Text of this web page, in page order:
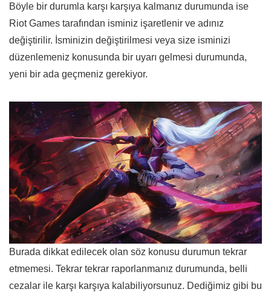
Böyle bir durumla karşı karşıya kalmanız durumunda ise
Riot Games tarafından isminiz işaretlenir ve adınız
değiştirilir. İsminizin değiştirilmesi veya size isminizi
düzenlemeniz konusunda bir uyarı gelmesi durumunda,
yeni bir ada geçmeniz gerekiyor.
Burada dikkat edilecek olan söz konusu durumun tekrar
etmemesi. Tekrar tekrar raporlanmanız durumunda, belli
cezalar ile karşı karşıya kalabiliyorsunuz. Dediğimiz gibi bu